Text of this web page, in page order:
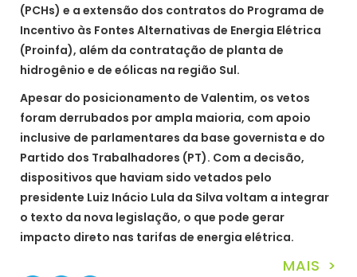
(PCHs) e a extensão dos contratos do Programa de
Incentivo às Fontes Alternativas de Energia Elétrica
(Proinfa), além da contratação de planta de
hidrogênio e de eólicas na região Sul.
Apesar do posicionamento de Valentim, os vetos
foram derrubados por ampla maioria, com apoio
inclusive de parlamentares da base governista e do
Partido dos Trabalhadores (PT). Com a decisão,
dispositivos que haviam sido vetados pelo
presidente Luiz Inácio Lula da Silva voltam a integrar
o texto da nova legislação, o que pode gerar
impacto direto nas tarifas de energia elétrica.
MAIS >